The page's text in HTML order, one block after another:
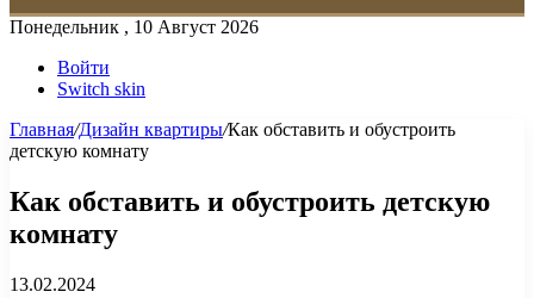
Понедельник , 10 Август 2026
Войти
Switch skin
Главная/Дизайн квартиры/Как обставить и обустроить
детскую комнату
Как обставить и обустроить детскую
комнату
13.02.2024